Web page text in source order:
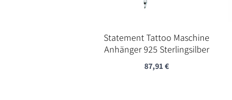
Statement Tattoo Maschine
Anhänger 925 Sterlingsilber
87,91€